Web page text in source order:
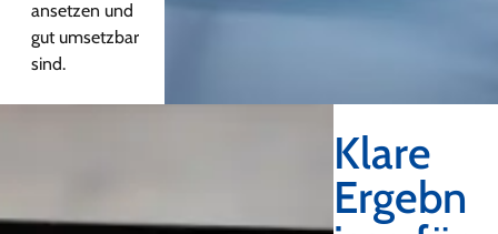
ansetzen und
gut umsetzbar
sind.
Klare
Ergebn